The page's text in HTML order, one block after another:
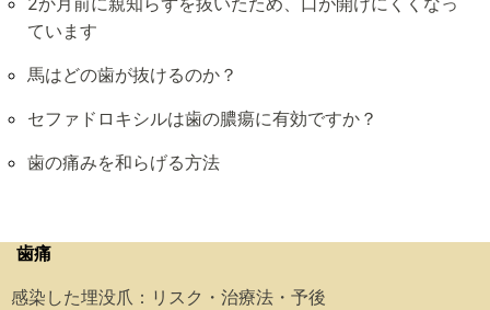
ています
馬はどの歯が抜けるのか？
セファドロキシルは歯の膿瘍に有効ですか？
歯の痛みを和らげる方法
歯痛
感染した埋没爪：リスク・治療法・予後